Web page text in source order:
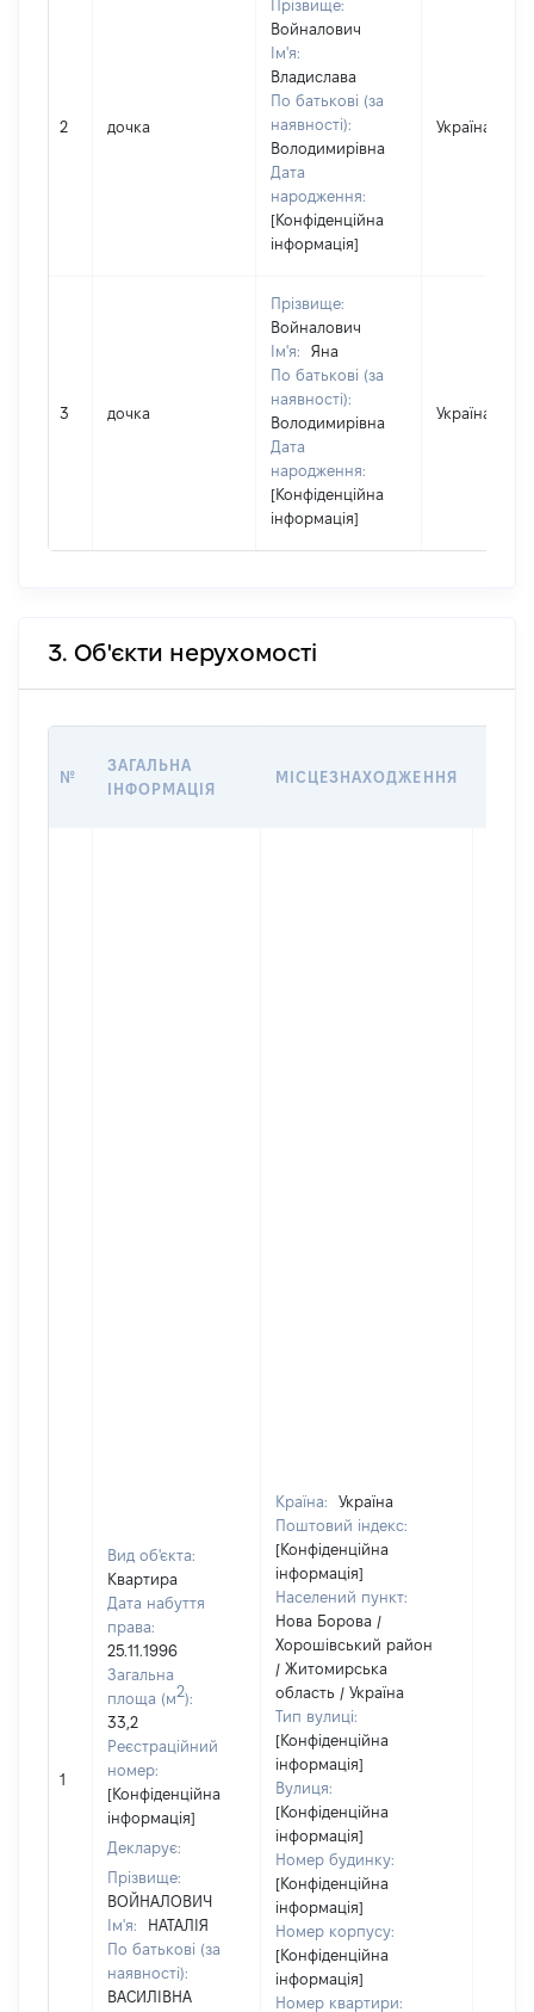
2 дочка
Прізвище:
Войналович
Ім'я:
Владислава
По батькові (за
наявності):
Володимирівна
Дата
народження:
[Конфіденційна
інформація]
Україна
3 дочка
Прізвище:
Войналович
Ім'я:
Яна
По батькові (за
наявності):
Володимирівна
Дата
народження:
[Конфіденційна
інформація]
Україна
3. Об'єкти нерухомості
№
ЗАГАЛЬНА
ІНФОРМАЦІЯ
МІСЦЕЗНАХОДЖЕННЯ
1
Вид об'єкта:
Квартира
Дата набуття
права:
25.11.1996
Загальна
площа (м2):
33,2
Реєстраційний
номер:
[Конфіденційна
інформація]
Декларує:
Прізвище:
ВОЙНАЛОВИЧ
Ім'я:
НАТАЛІЯ
По батькові (за
наявності):
ВАСИЛІВНА
Країна:
Україна
Поштовий індекс:
[Конфіденційна
інформація]
Населений пункт:
Нова Борова /
Хорошівський район
/ Житомирська
область / Україна
Тип вулиці:
[Конфіденційна
інформація]
Вулиця:
[Конфіденційна
інформація]
Номер будинку:
[Конфіденційна
інформація]
Номер корпусу:
[Конфіденційна
інформація]
Номер квартири: